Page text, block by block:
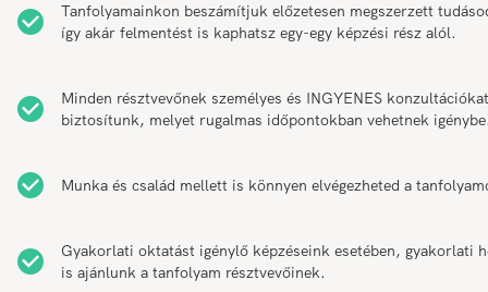
Tanfolyamainkon beszámítjuk előzetesen megszerzett
így akár felmentést is kaphatsz egy-egy képzési rész alól.
Minden résztvevőnek személyes és INGYENES konzultációkat
biztosítunk, melyet rugalmas időpontokban vehetnek
Munka és család mellett is könnyen elvégezheted a
Gyakorlati oktatást igénylő képzéseink esetében, gyakorlati
is ajánlunk a tanfolyam résztvevőinek.